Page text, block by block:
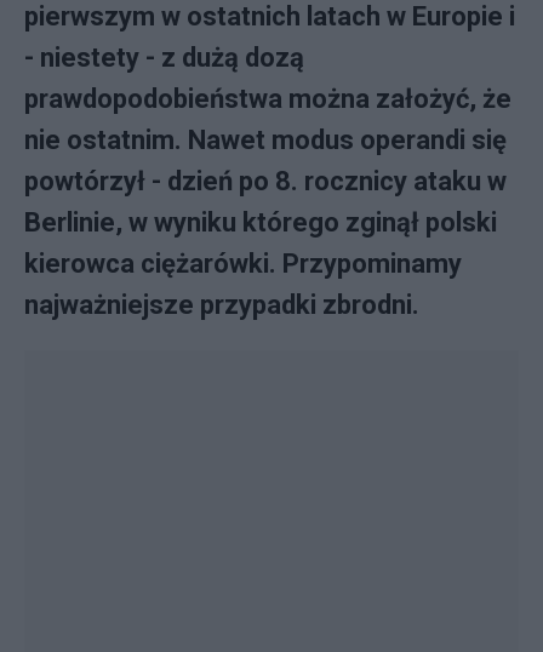
pierwszym w ostatnich latach w Europie i
- niestety - z dużą dozą
prawdopodobieństwa można założyć, że
nie ostatnim. Nawet modus operandi się
powtórzył - dzień po 8. rocznicy ataku w
Berlinie, w wyniku którego zginął polski
kierowca ciężarówki. Przypominamy
najważniejsze przypadki zbrodni.